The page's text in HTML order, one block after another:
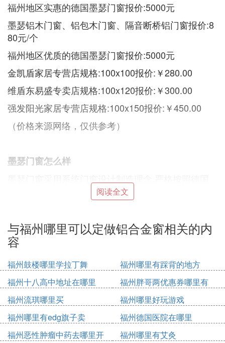
福州地区实惠的德国墨瑟门窗报价:5000元
墨瑟铝木门窗、铝包木门窗、隔音断桥铝门窗报价:8
80元/个
福州地区优质的德国墨瑟门窗报价:5000元
金凯盾家居专营店规格:100x100报价:￥280.00
维盾东易盛专卖店规格:100x120报价:￥300.00
强发阳光家居专营店规格:100x150报价:￥450.00
（价格来源网络，仅供参考）
墨瑟门窗怎么样
标准生产制作。在材料方面,除了玻璃和外铝外,所有
部件,包括木材、胶条、五金、水性漆等核心构成,由
同等水平,所以全部采用德国原装进口!很大程度保证
系统的完整性及与德国本部产品性能的同步。而饥含
度、强度进行生产,玻璃则全线采用国内玻璃公司的
汽车级浮法玻璃,水准完全达到欧洲同等水平,同时降
低了造价。
决定德国墨瑟门窗品质的关键因素,不仅是高规格的
进口集成材,也不仅是汽车级的中空玻璃等,也包括您
阅读全文
与福州哪里可以定做铝合金窗相关的内
容
福州鼓楼哪里学拉丁舞
福州哪里有踩背的地方
福州十八高中地址在哪里
福州胖哥两优惠券哪里有
福州流琪哪里买
福州哪里好玩游戏
福州哪里有edg旗子卖
福州德国医院在哪里
福州恶性肿瘤中药去哪里开
福州哪里有艾灸